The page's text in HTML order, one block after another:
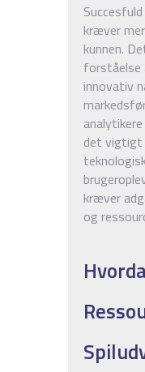
kræver
kunnen.
forståelse
innovativ
det vigtigt
kræver
og